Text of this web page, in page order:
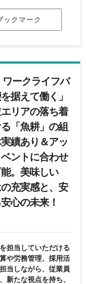
ックマーク
ワークライフバ
据えて働く」
リアの落ち着
「魚耕」の組
績あり＆アッ
ントに合わせ
。美味しい
充実感と、安
心の未来！
担当していただける
や労務管理、採用活
当しながら、従業員
新たな視点を持ち、